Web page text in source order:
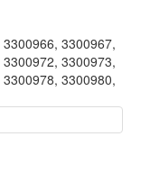
3300966, 3300967,
3300972, 3300973,
3300978, 3300980,